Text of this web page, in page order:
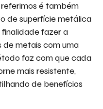
é também
de superfície metálica
fazer a
de metais com uma
faz com que cada
mais resistente,
de benefícios